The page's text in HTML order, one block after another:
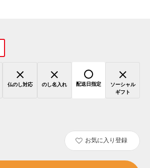
仏のし対応 のし名入れ 配送日指定
ソーシャル
ギフト
お気に入り登録